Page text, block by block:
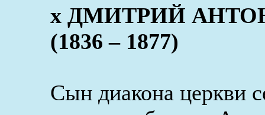
x ДМИТРИЙ
(1836 – 1877)
Сын диакона церкви